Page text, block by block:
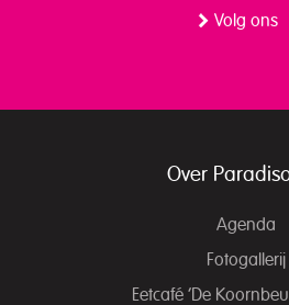
Volg ons
Over
Agenda
Fotogallerij
Eetcafé ‘De